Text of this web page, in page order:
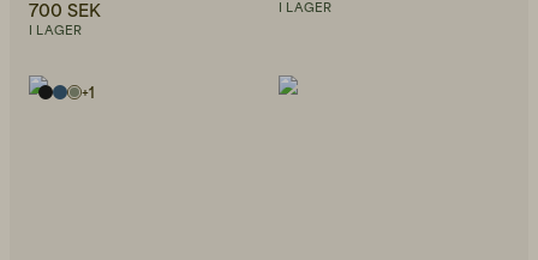
700 SEK
I LAGER
I LAGER
+1